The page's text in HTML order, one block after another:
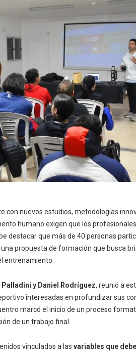
con nuevos estudios, metodologías
humano exigen que los
destacar que más de 40 personas
una propuesta de formación que busca
entrenamiento.
Palladini y Daniel Rodríguez, reunió a
interesadas en profundizar sus
marcó el inicio de un proceso
de un trabajo final.
vinculados a las variables que